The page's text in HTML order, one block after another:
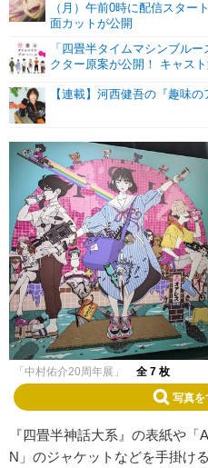
（月）午前0時に配信スター
面カットが公開
「四畳半タイムマシンブル
クター原案が公開！ キャス
【連載】河西健吾の『趣味の
「中村佑介20周年展」 全 7 枚
写真を
『四畳半神話大系』の表紙や
N」のジャケットなどを手掛け